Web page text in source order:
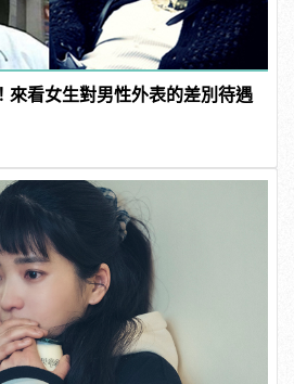
來看女生對男性外表的差別待遇